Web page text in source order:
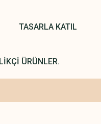
TASARLA KATIL
ÜRÜNLER.